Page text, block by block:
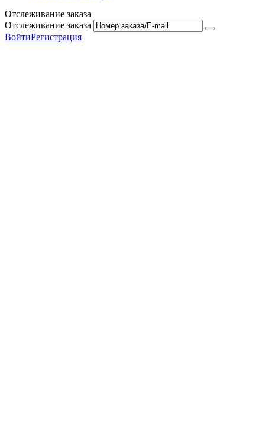
Отслеживание заказа
Отслеживание заказа
ВойтиРегистрация